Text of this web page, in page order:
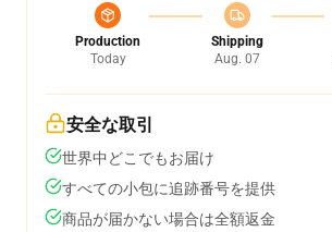
Production
Today
Shipping
Aug. 07
安全な取引
世界中どこでもお届け
すべての小包に追跡番号を提供
商品が届かない場合は全額返金